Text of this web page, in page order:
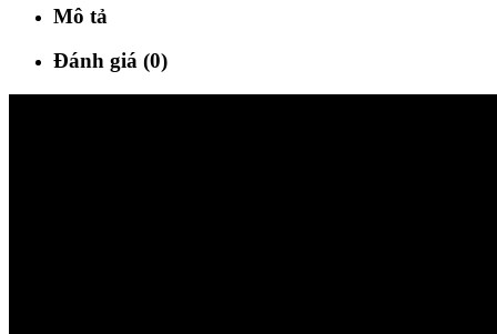
Mô tả
Đánh giá (0)